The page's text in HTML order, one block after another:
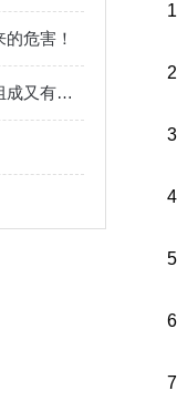
危害！
金相磨抛机由哪些单元部分组成又有怎样的性能
1.
2.
3.
4.
5.
6.
7.